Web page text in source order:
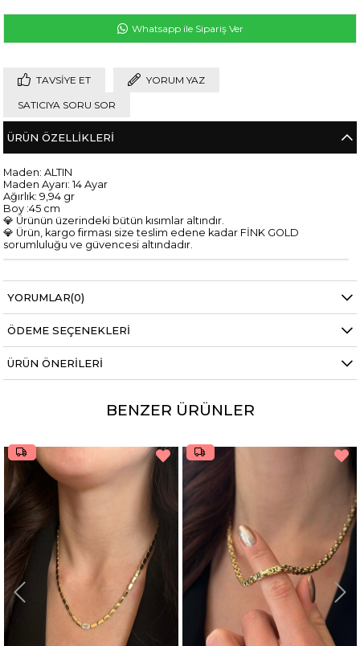
Whatsapp ile Sipariş Ver
TAVSIYE ET YORUM YAZ
SATICIYA SORU SOR
ÜRÜN ÖZELLIKLERI
Maden: ALTIN
Maden Ayarı: 14 Ayar
Ağırlık: 9,94 gr
Boy :45 cm
💎 Ürünün üzerindeki bütün kısımlar altındır.
💎 Ürün, kargo firması size teslim edene kadar FİNK GOLD
sorumluluğu ve güvencesi altındadır.
YORUMLAR(0)
ÖDEME SEÇENEKLERI
ÜRÜN ÖNERILERI
BENZER ÜRÜNLER